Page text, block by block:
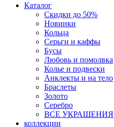
Каталог
Скидки до 50%
Новинки
Кольца
Серьги и каффы
Бусы
Любовь и помолвка
Колье и подвески
Анклекты и на тело
Браслеты
Золото
Серебро
ВСЕ УКРАШЕНИЯ
коллекции